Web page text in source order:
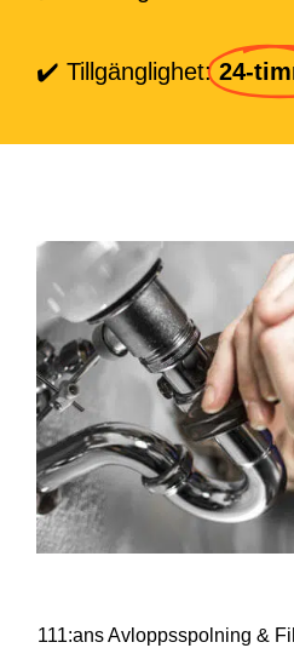
✔️ Tillgänglighet: 24-
111:ans Avloppsspolning &